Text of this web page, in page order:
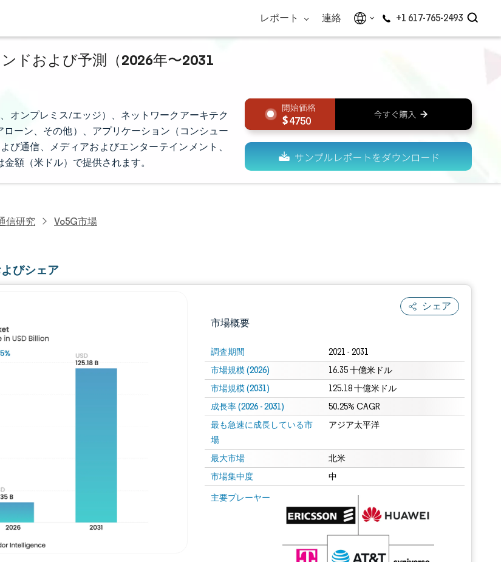
レポート 連絡 +1 617-765-2493
ドおよび予測（2026年〜2031
オンプレミス/エッジ）、ネットワークアーキテク
ーン、その他）、アプリケーション（コンシュー
び通信、メディアおよびエンターテインメント、
額（米ドル）で提供されます。
4750
信研究 Vo5G市場
びシェア
シェア
市場概要
調査期間 2021 - 2031
市場規模 (2026) 16.35 十億米ドル
市場規模 (2031) 125.18 十億米ドル
成長率 (2026 - 2031) 50.25% CAGR
最も急速に成長している市
場
アジア太平洋
最大市場 北米
市場集中度 中
主要プレーヤー
画像 © Mordor Intelligence。再利用にはCC BY 4.0の表示が必要です。
画像 © Mordor Intelligence。再利用にはCC BY 4.0の表示が必要です。